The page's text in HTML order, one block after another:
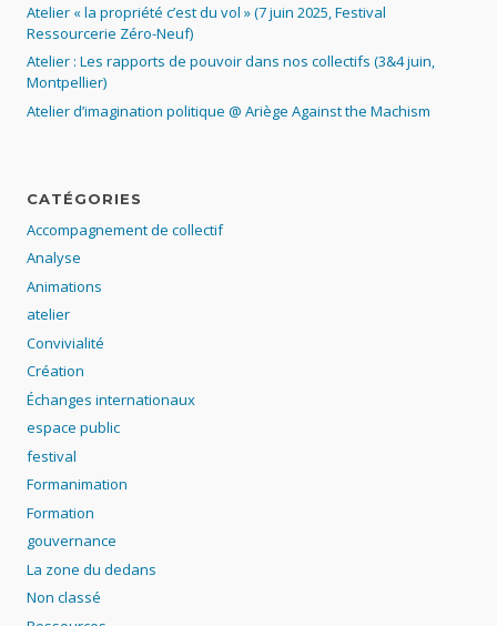
Atelier « la propriété c’est du vol » (7 juin 2025, Festival
Ressourcerie Zéro-Neuf)
Atelier : Les rapports de pouvoir dans nos collectifs (3&4 juin,
Montpellier)
Atelier d’imagination politique @ Ariège Against the Machism
CATÉGORIES
Accompagnement de collectif
Analyse
Animations
atelier
Convivialité
Création
Échanges internationaux
espace public
festival
Formanimation
Formation
gouvernance
La zone du dedans
Non classé